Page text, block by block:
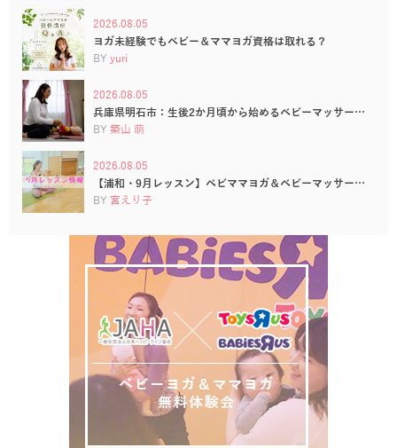
2026.08.05
ヨガ未経験でもベビー＆ママヨガ資格は取れる？
BY yuri
2026.08.05
兵庫県明石市：生後2か月頃から始めるベビーマッサー…
BY 築山 萌
2026.08.05
【浦和・9月レッスン】ベビママヨガ＆ベビーマッサー…
BY 宮えり子